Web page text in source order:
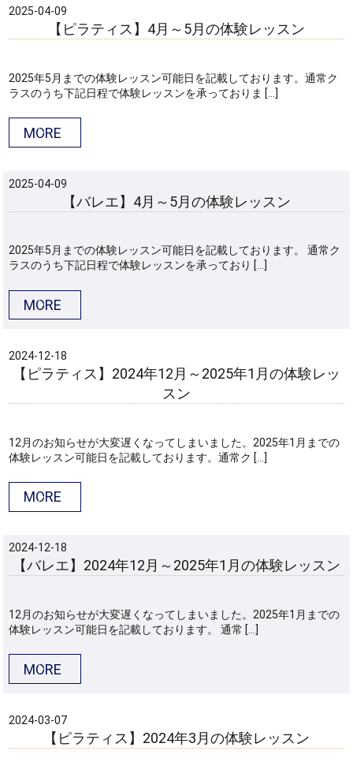
2025-04-09
【ピラティス】4月～5月の体験レッスン
2025年5月までの体験レッスン可能日を記載しております。通常ク
ラスのうち下記日程で体験レッスンを承っておりま […]
MORE
2025-04-09
【バレエ】4月～5月の体験レッスン
2025年5月までの体験レッスン可能日を記載しております。 通常ク
ラスのうち下記日程で体験レッスンを承っており […]
MORE
2024-12-18
【ピラティス】2024年12月～2025年1月の体験レッ
スン
12月のお知らせが大変遅くなってしまいました。2025年1月までの
体験レッスン可能日を記載しております。通常ク […]
MORE
2024-12-18
【バレエ】2024年12月～2025年1月の体験レッスン
12月のお知らせが大変遅くなってしまいました。2025年1月までの
体験レッスン可能日を記載しております。 通常 […]
MORE
2024-03-07
【ピラティス】2024年3月の体験レッスン